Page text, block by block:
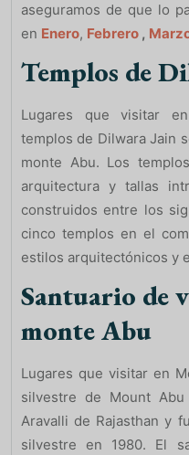
aseguramos de que lo
en Enero, Febrero ,
Templos de
Lugares que visitar
templos de Dilwara Jain
monte Abu. Los
arquitectura y tallas
construidos entre los
cinco templos en el
estilos arquitectónicos y
Santuario de
monte Abu
Lugares que visitar en
silvestre de Mount
Aravalli de Rajasthan y
silvestre en 1980. El